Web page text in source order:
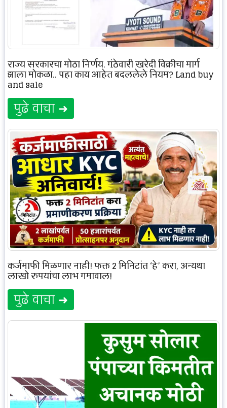
राज्य सरकारचा मोठा निर्णय, गुंठेवारी खरेदी विक्रीचा मार्ग
झाला मोकळा.. पहा काय आहेत बदललेले नियम? Land buy
and sale
पुढे वाचा ➜
कर्जमाफी मिळणार नाही! फक्त 2 मिनिटांत ‘हे’ करा, अन्यथा
लाखो रुपयांचा लाभ गमावाल!
पुढे वाचा ➜